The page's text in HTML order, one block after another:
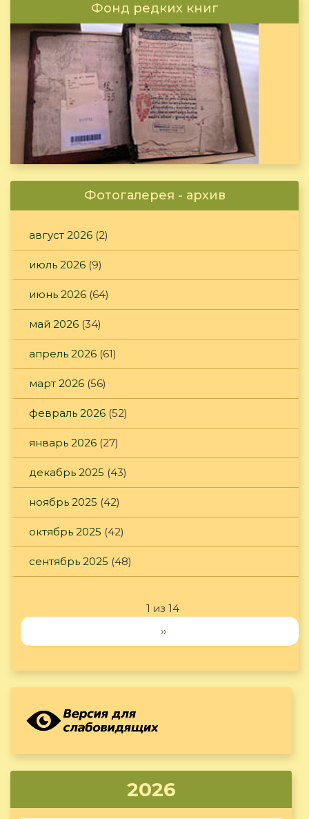
Фонд редких книг
Фотогалерея - архив
август 2026 (2)
июль 2026 (9)
июнь 2026 (64)
май 2026 (34)
апрель 2026 (61)
март 2026 (56)
февраль 2026 (52)
январь 2026 (27)
декабрь 2025 (43)
ноябрь 2025 (42)
октябрь 2025 (42)
сентябрь 2025 (48)
1 из 14
››
2026